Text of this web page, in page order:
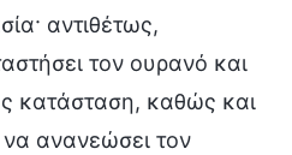
αντιθέτως,
τον ουρανό και
κατάσταση, καθώς και
ανανεώσει τον